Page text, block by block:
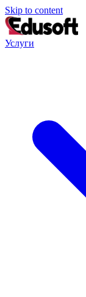
Skip to content
Услуги